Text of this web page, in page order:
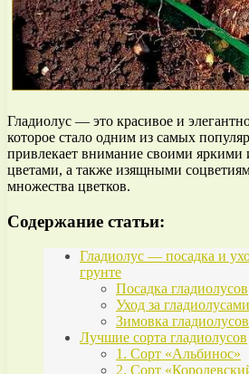
Гладиолус — это красивое и
которое стало одним из самых
привлекает внимание своими яркими
цветами, а также изящными
множества цветков.
Содержание статьи:
Гладиолус — посадка и
грунте
Посадка гладиолусов
Уход за гладиолусами
Зимовка гладиолусов
Лучшие сорта гладиолусов
1. Сорт «Альбинос»
2. Сорт